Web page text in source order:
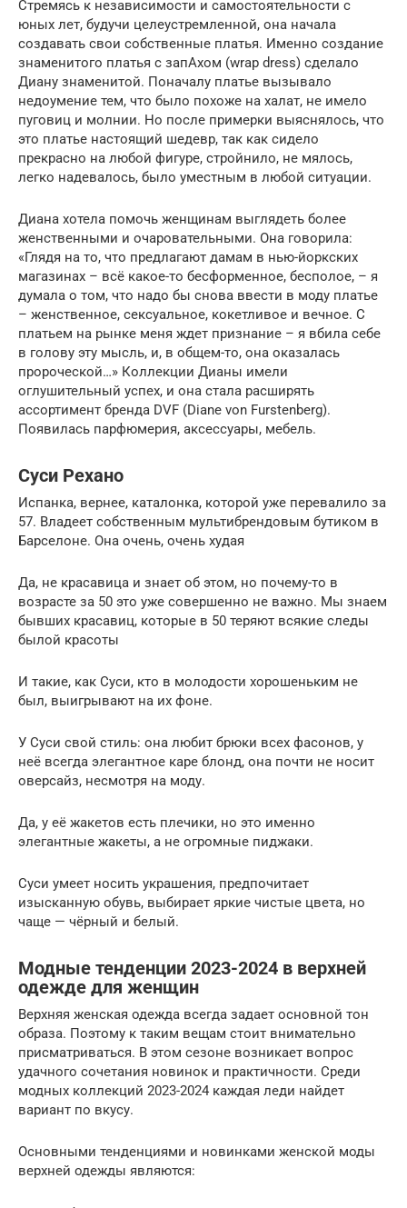
Стремясь к независимости и самостоятельности с
юных лет, будучи целеустремленной, она начала
создавать свои собственные платья. Именно создание
знаменитого платья с запАхом (wrap dress) сделало
Диану знаменитой. Поначалу платье вызывало
недоумение тем, что было похоже на халат, не имело
пуговиц и молнии. Но после примерки выяснялось, что
это платье настоящий шедевр, так как сидело
прекрасно на любой фигуре, стройнило, не мялось,
легко надевалось, было уместным в любой ситуации.
Диана хотела помочь женщинам выглядеть более
женственными и очаровательными. Она говорила:
«Глядя на то, что предлагают дамам в нью-йоркских
магазинах – всё какое-то бесформенное, бесполое, – я
думала о том, что надо бы снова ввести в моду платье
– женственное, сексуальное, кокетливое и вечное. С
платьем на рынке меня ждет признание – я вбила себе
в голову эту мысль, и, в общем-то, она оказалась
пророческой…» Коллекции Дианы имели
оглушительный успех, и она стала расширять
ассортимент бренда DVF (Diane von Furstenberg).
Появилась парфюмерия, аксессуары, мебель.
Суси Рехано
Испанка, вернее, каталонка, которой уже перевалило за
57. Владеет собственным мультибрендовым бутиком в
Барселоне. Она очень, очень худая
Да, не красавица и знает об этом, но почему-то в
возрасте за 50 это уже совершенно не важно. Мы знаем
бывших красавиц, которые в 50 теряют всякие следы
былой красоты
И такие, как Суси, кто в молодости хорошеньким не
был, выигрывают на их фоне.
У Суси свой стиль: она любит брюки всех фасонов, у
неё всегда элегантное каре блонд, она почти не носит
оверсайз, несмотря на моду.
Да, у её жакетов есть плечики, но это именно
элегантные жакеты, а не огромные пиджаки.
Суси умеет носить украшения, предпочитает
изысканную обувь, выбирает яркие чистые цвета, но
чаще — чёрный и белый.
Модные тенденции 2023-2024 в верхней
одежде для женщин
Верхняя женская одежда всегда задает основной тон
образа. Поэтому к таким вещам стоит внимательно
присматриваться. В этом сезоне возникает вопрос
удачного сочетания новинок и практичности. Среди
модных коллекций 2023-2024 каждая леди найдет
вариант по вкусу.
Основными тенденциями и новинками женской моды
верхней одежды являются: